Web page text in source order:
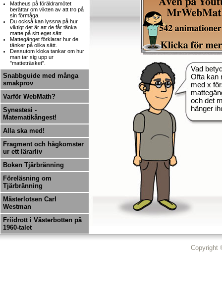
Matheus på föräldramötet
berättar om vikten av att tro på
sin förmåga.
Du också kan lyssna på hur
viktigt det är att de får tänka
matte på sitt eget sätt.
Mattegänget förklarar hur de
tänker på olika sätt.
Dessutom kloka tankar om hur
man tar sig upp ur
"matteträsket".
Snabbguide med många
smakprov
Varför WebMath?
Synestesi -
Matematikångest!
Alla ska med!
Fragment och hågkomster
ur ett lärarliv
Boken Tjärbränning
Föreläsning om
Tjärbränning
Mästerlotsen Carl
Westman
Friidrott i Västerbotten på
1960-talet
Vad
Ofta kan
med x
och det
hänger
Copyright